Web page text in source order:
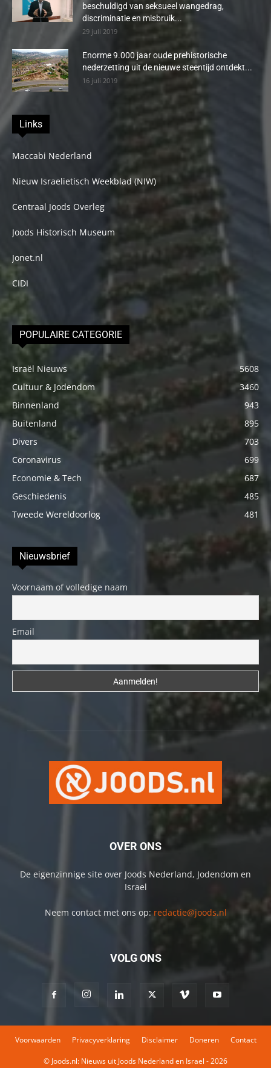
beschuldigd van seksueel wangedrag,
discriminatie en misbruik...
29 juli 2019
Enorme 9.000 jaar oude prehistorische
nederzetting uit de nieuwe steentijd ontdekt...
16 juli 2019
Links
Maccabi Nederland
Nieuw Israelietisch Weekblad (NIW)
Centraal Joods Overleg
Joods Historisch Museum
Jonet.nl
CIDI
POPULAIRE CATEGORIE
Israël Nieuws
5608
Cultuur & Jodendom
3460
Binnenland
943
Buitenland
895
Divers
703
Coronavirus
699
Economie & Tech
687
Geschiedenis
485
Tweede Wereldoorlog
481
Nieuwsbrief
Voornaam of volledige naam
Email
OVER ONS
De eigenzinnige site over Joods Nederland, Jodendom en
Israel
Neem contact met ons op: redactie@joods.nl
VOLG ONS
Voorwaarden Privacyverklaring Disclaimer Doneren Contact
© Joods.nl: Nieuws uit Joods Nederland en Israel - 2026